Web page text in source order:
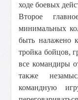
ходе боевых
Второе
минимальных
быть налажено
тройка бойцов,
все командиры
также
командную